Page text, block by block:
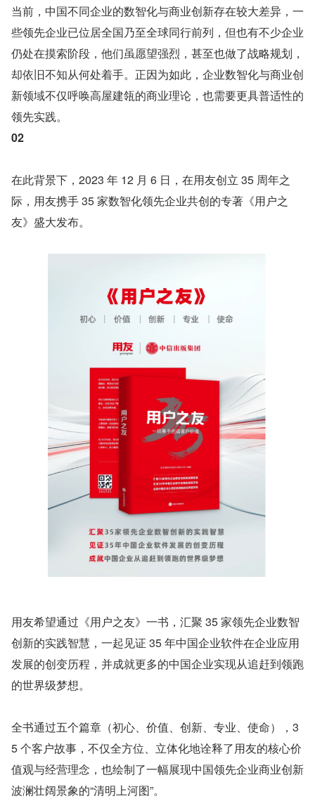
当前，中国不同企业的数智化与商业创新存在较大差异，一
些领先企业已位居全国乃至全球同行前列，但也有不少企业
仍处在摸索阶段，他们虽愿望强烈，甚至也做了战略规划，
却依旧不知从何处着手。正因为如此，企业数智化与商业创
新领域不仅呼唤高屋建瓴的商业理论，也需要更具普适性的
领先实践。
02
在此背景下，2023 年 12 月 6 日，在用友创立 35 周年之
际，用友携手 35 家数智化领先企业共创的专著《用户之
友》盛大发布。
用友希望通过《用户之友》一书，汇聚 35 家领先企业数智
创新的实践智慧，一起见证 35 年中国企业软件在企业应用
发展的创变历程，并成就更多的中国企业实现从追赶到领跑
的世界级梦想。
全书通过五个篇章（初心、价值、创新、专业、使命），3
5 个客户故事，不仅全方位、立体化地诠释了用友的核心价
值观与经营理念，也绘制了一幅展现中国领先企业商业创新
波澜壮阔景象的“清明上河图”。